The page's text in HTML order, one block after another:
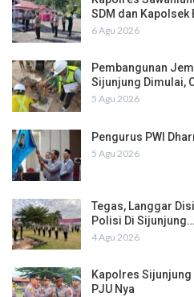
SDM dan Kapolsek
6 Agu 2026
Pembangunan
Sijunjung Dimulai,
5 Agu 2026
Pengurus PWI
5 Agu 2026
Tegas, Langgar
Polisi Di Sijunjung…
4 Agu 2026
Kapolres
PJU Nya